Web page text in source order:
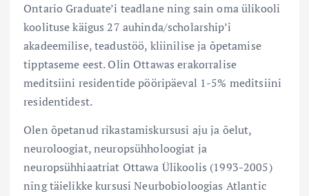
Ontario Graduate’i teadlane ning sain oma ülikooli
koolituse käigus 27 auhinda/scholarship’i
akadeemilise, teadustöö, kliinilise ja õpetamise
tipptaseme eest. Olin Ottawas erakorralise
meditsiini residentide pööripäeval 1-5% meditsiini
residentidest.
Olen õpetanud rikastamiskursusi aju ja õelut,
neuroloogiat, neuropsühholoogiat ja
neuropsühhiaatriat Ottawa Ülikoolis (1993-2005)
ning täielikke kursusi Neurbobioloogias Atlantic